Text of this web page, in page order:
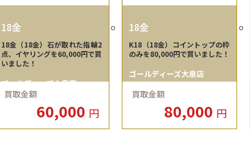
18金
18金（18金）石が取れた指輪2
点、イヤリングを60,000円で買
いました！
ゴールディーズ大泉店
買取金額
60,000 円
18金
K18（18金）コイントップの枠
のみを80,000円で買いました！
ゴールディーズ大泉店
買取金額
80,000 円